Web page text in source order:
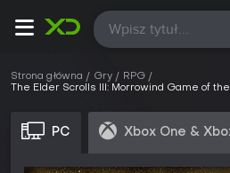
Wszystkie
Strona główna Gry
RPG
The Elder Scrolls III: Morrowind Game of
PC Xbox One &